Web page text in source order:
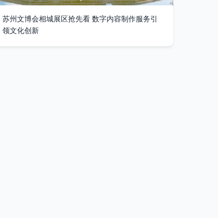
苏州文博会相城展区抢先看 数字内容制作服务引
领文化创新